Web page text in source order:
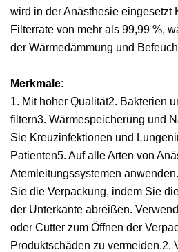
wird in der Anästhesie eingesetzt
Filterrate von mehr als 99,99 %,
der Wärmedämmung und
Merkmale:
1. Mit hoher Qualität2. Bakterien
filtern3. Wärmespeicherung und
Sie Kreuzinfektionen und
Patienten5. Auf alle Arten von
Atemleitungssystemen
Sie die Verpackung, indem Sie
der Unterkante abreißen.
oder Cutter zum Öffnen der
Produktschäden zu vermeiden.2.